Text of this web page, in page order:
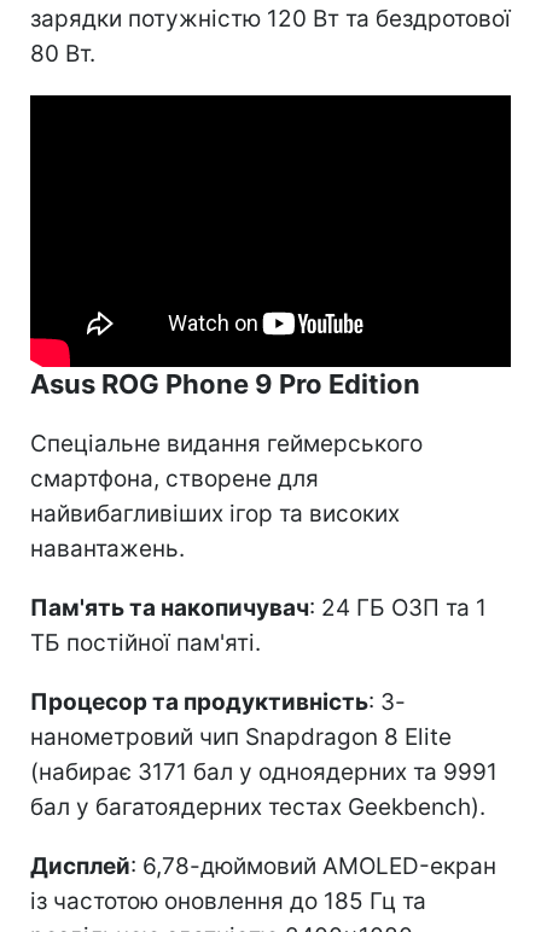
зарядки потужністю 120 Вт та бездротової
80 Вт.
Asus ROG Phone 9 Pro Edition
Спеціальне видання геймерського
смартфона, створене для
найвибагливіших ігор та високих
навантажень.
Пам'ять та накопичувач: 24 ГБ ОЗП та 1
ТБ постійної пам'яті.
Процесор та продуктивність: 3-
нанометровий чип Snapdragon 8 Elite
(набирає 3171 бал у одноядерних та 9991
бал у багатоядерних тестах Geekbench).
Дисплей: 6,78-дюймовий AMOLED-екран
із частотою оновлення до 185 Гц та